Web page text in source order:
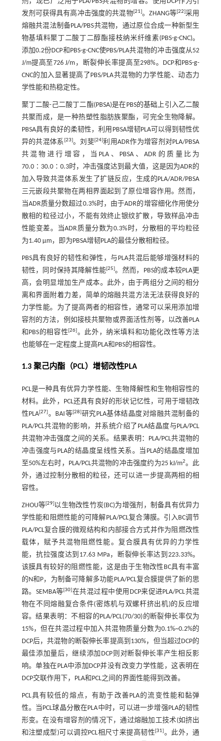
发剂可获得具有高冲击强度的共混物[21]。ZHANG等[22]采用
熔融共混法制备PLA/PBS共混物，通过原位合成一种新型生
物基填料聚丁二酸丁二醇酯接枝纳米纤维素(PBS-g-CNC)。
添加0.2份DCP和PBS-g-CNC使PBS/PLA共混物的冲击强度从52
J/m提高至726 J/m，断裂伸长率提高至298%。DCP和PBS-g-
CNC的加入显著提高了PBS/PLA共混物的力学性能、动态力
学性能和热稳定性。
聚丁二酸-己二酸丁二酯(PBSA)是在PBS的基础上引入乙二酸
共聚而成，是一种热塑性脂肪族聚酯，可完全生物降解。
PBSA具有良好的柔韧性，利用PBSA增韧PLA可以得到韧性优
异的共混体系 [23]。刘斐[24]利用ADR作为增容剂对PLA/PBSA
共混物进行增容，当PLA、PBSA、ADR的质量比为
70.0∶30.0∶0.3时，冲击强度达到最大值，这是因为ADR的
加入导致共混体系发生了扩链反应，生成的PLA/ADR/PBSA
三元嵌段共聚物在两相界面起到了原位增容作用。然而，
当ADR质量分数超过0.3%时，由于ADR的增容细化作用使分
散相的粒径过小，不能有效终止银纹扩散，导致样品冲击
性能变差。当ADR质量分数为0.3%时，分散相的平均粒径
为1.40 μm，即为PBSA增韧PLA的最佳分散相粒径。
PBS具有良好的韧性和弹性，与PLA共混后能够增强材料的
韧性，同时保持其降解性能[25]。然而，PBS的成本较PLA更
高，会明显增加生产成本。此外，由于两组分之间的相分
离和界面附着力差，简单的熔融共混方法无法获得良好的
力学性能。为了提高两者的相容性，通常可以采用添加增
容剂的方法，例如接枝共聚物或界面活性剂等，以改善PLA
和PBS的相容性[26]。此外，纳米填料和功能化改性等方法
也能够在一定程度上提高PLA和PBS的相容性。
1.3 聚己内酯（PCL）增韧改性PLA
PCL是一种具有优异力学性能、生物降解性和生物相容性的
材料。此外，PCL还具有良好的形状记忆性，可用于增韧改
性PLA[27]。BAI等[28]研究PLA基体结晶度对熔融共混制备的
PLA/PCL共混物的影响，并系统介绍了PLA结晶度与PLA/PCL
共混物冲击强度之间的关系。结果表明：PLA/PCL共混物的
冲击强度与PLA的结晶度呈线性关系。当PLA的结晶度增加
至50%左右时，PLA/PCL共混物的冲击强度约为25 kJ/m2。此
外，通过控制分散相的粒径，还可以进一步提高两相的相
容性。
ZHOU等[29]以生物改性竹炭(BC)为增强剂，制备具有优异力
学性能和阻燃性能的可降解PLA/PCL复合薄膜。引入BC调节
PLA/PCL复合膜的微观结构和内部接合方式并作为阻燃改性
载体，赋予共混物阻燃性能。复合膜具有优异的力学性
能，抗拉强度达到17.63 MPa，断裂伸长率达到223.33%。
该膜具有较好的阻燃性能，这是由于生物改性BC具有丰富
的N和P，为制备可降解多功能PLA/PCL复合膜提供了新的思
路。SEMBA等[30]在共混过程中使用DCP来促进PLA/PCL共混
物在不同熔融复合条件(密炼机与双螺杆挤出机)的反应增
容。结果表明：不相容的PLA/PCL(70/30)的断裂伸长率仅为
15%，但在共混过程中加入共混物质量分数为0.1%~0.2%的
DCP后，共混物的断裂伸长率提高到130%，但当超过DCP的
最佳添加量后，继续添加DCP则对断裂伸长率产生相反影
响。单独在PLA中添加DCP并没有改变力学性能，这表明在
DCP交联作用下，PLA和PCL之间的界面性能得到改善。
PCL具有较低的熔点，有助于改善PLA的流变性能和黏弹
性。当PCL球晶分散在PLA中时，可以进一步增强PLA的韧性
形变。在没有增容剂的情况下，通过熔融加工技术(如挤出
和注塑成型)可以调控PCL相尺寸来提高韧性[31]。此外，通